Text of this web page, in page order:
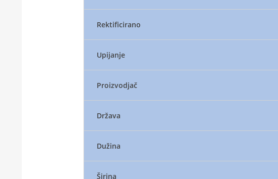
Rektificirano
Upijanje
Proizvodjač
Država
Dužina
Širina